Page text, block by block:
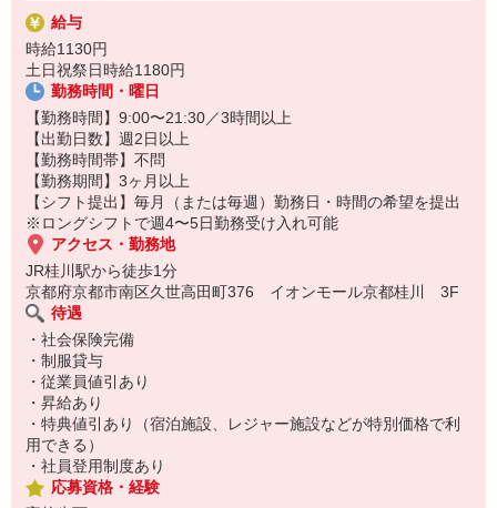
■チキンの調理
こだわりの詰まったKFCのチキンをつくるお仕事です。
ひとつひとつ丁寧に粉をまぶして揚げる作業をお任せします。
カンタンな作業なので初めての方もスグに覚えられますし、
作業については丁寧に教えるから心配はいりません
給与
時給1130円
土日祝祭日時給1180円
勤務時間・曜日
【勤務時間】9:00〜21:30／3時間以上
【出勤日数】週2日以上
【勤務時間帯】不問
【勤務期間】3ヶ月以上
【シフト提出】毎月（または毎週）勤務日・時間の希望を提出
※ロングシフトで週4〜5日勤務受け入れ可能
アクセス・勤務地
JR桂川駅から徒歩1分
京都府京都市南区久世高田町376 イオンモール京都桂川 3F
待遇
・社会保険完備
・制服貸与
・従業員値引あり
・昇給あり
・特典値引あり（宿泊施設、レジャー施設などが特別価格で利
用できる）
・社員登用制度あり
応募資格・経験